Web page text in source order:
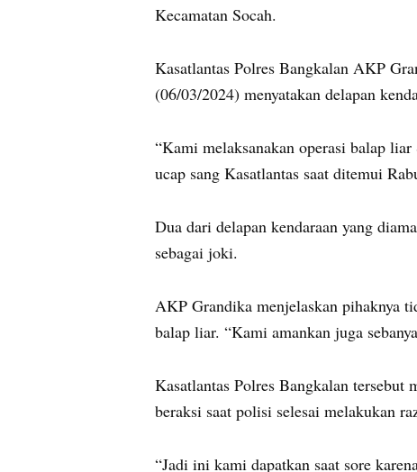
Kecamatan Socah.
Kasatlantas Polres Bangkalan AKP
(06/03/2024) menyatakan delapan
“Kami melaksanakan operasi balap
ucap sang Kasatlantas saat ditemui
Dua dari delapan kendaraan yang
sebagai joki.
AKP Grandika menjelaskan pihaknya
balap liar. “Kami amankan juga
Kasatlantas Polres Bangkalan tersebut
beraksi saat polisi selesai melakukan
“Jadi ini kami dapatkan saat sore